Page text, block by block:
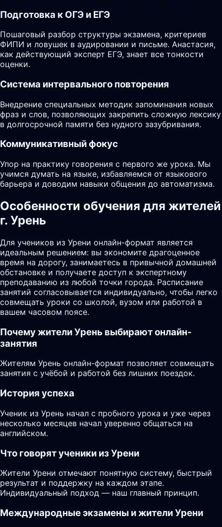
Подготовка к ОГЭ и ЕГЭ
Пошаговый разбор структуры экзамена, критериев
ФИПИ и ловушек в аудировании и письме. Анастасия,
как действующий эксперт ЕГЭ, знает все тонкости
оценки.
Система интервального повторения
Внедрение специальных методик запоминания новых
фраз и слов, позволяющих закрепить сложную лексику
в долгосрочной памяти без нудного зазубривания.
Коммуникативный фокус
Упор на практику говорения с первого же урока. Мы
учимся думать на языке, избавляемся от языкового
барьера и доводим навыки общения до автоматизма.
Особенности обучения для жителей
г. Урень
Для учеников из Урени онлайн-формат является
идеальным решением: вы экономите драгоценное
время на дорогу, занимаетесь в привычной домашней
обстановке и получаете доступ к экспертному
преподаванию из любой точки города. Расписание
занятий согласовывается индивидуально, чтобы легко
совмещать уроки со школой, вузом или работой в
вашем часовом поясе.
Почему жителиУрень выбирают онлайн-
занятия
Жителям Урень онлайн-формат позволяет совмещать
занятия с учёбой и работой без лишних поездок.
История успеха
Ученик из Урень начал с пробного урока и уже через
несколько месяцев начал уверенно общаться на
английском.
Что говорят ученики из Урени
Жители Урени отмечают понятную систему, быстрый
результат и поддержку на каждом этапе.
Индивидуальный подход — наш главный принцип.
Международные экзамены и жители Урени